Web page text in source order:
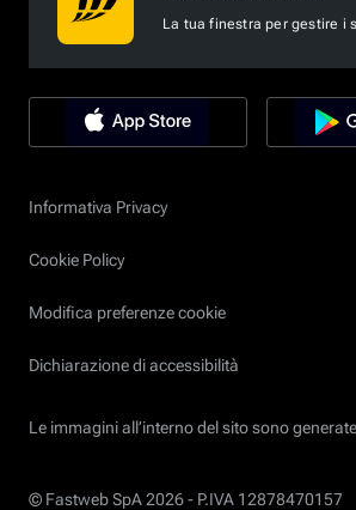
La tua finestra per gestire i
Informativa Privacy
Cookie Policy
Modifica preferenze cookie
Dichiarazione di accessibilità
Le immagini all’interno del sito sono
© Fastweb SpA 2026 - P.IVA 12878470157